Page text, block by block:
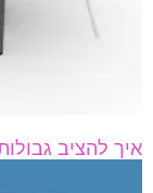
איך להציב